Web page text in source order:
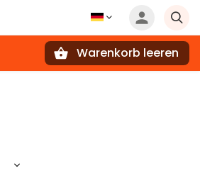
Warenkorb leeren